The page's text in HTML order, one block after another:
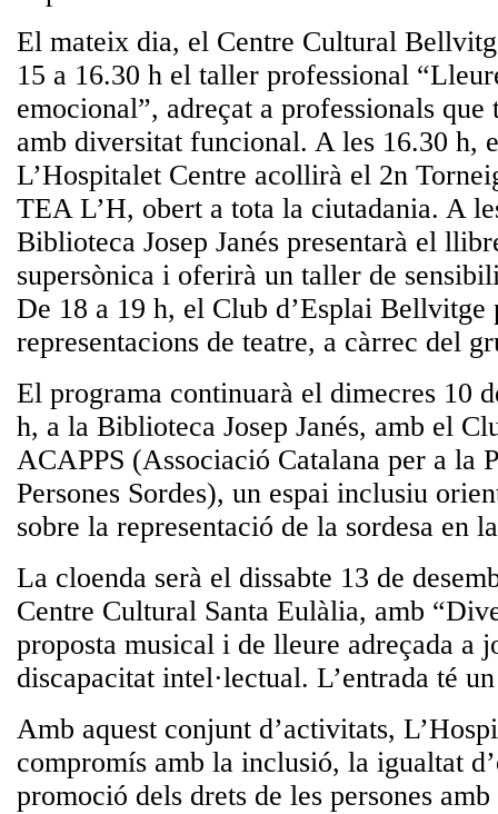
El mateix dia, el Centre Cultural
15 a 16.30 h el taller professional
emocional”, adreçat a professionals
amb diversitat funcional. A les 16.30 h,
L’Hospitalet Centre acollirà el 2n
TEA L’H, obert a tota la ciutadania. A
Biblioteca Josep Janés presentarà el
supersònica i oferirà un taller de
De 18 a 19 h, el Club d’Esplai Bellvitge
representacions de teatre, a càrrec del
El programa continuarà el dimecres 10
h, a la Biblioteca Josep Janés, amb el
ACAPPS (Associació Catalana per a la
Persones Sordes), un espai inclusiu
sobre la representació de la sordesa en
La cloenda serà el dissabte 13 de
Centre Cultural Santa Eulàlia, amb
proposta musical i de lleure adreçada a
discapacitat intel·lectual. L’entrada té
Amb aquest conjunt d’activitats,
compromís amb la inclusió, la igualtat
promoció dels drets de les persones